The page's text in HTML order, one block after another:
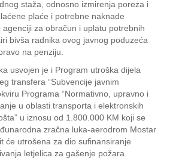
staža, odnosno izmirenja poreza i
plaće i potrebne naknade
agenciji za obračun i uplatu potrebnih
bivša radnika ovog javnog poduzeća
na penziju.
usvojen je i Program utroška dijela
transfera “Subvencije javnim
Programa “Normativno, upravno i
u oblasti transporta i elektronskih
u iznosu od 1.800.000 KM koji se
zračna luka-aerodrom Mostar
će utrošena za dio sufinansiranje
letjelica za gašenje požara.